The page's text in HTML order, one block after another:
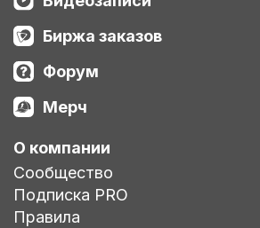
Биржа заказов
Форум
Мерч
О компании
Сообщество
Подписка PRO
Правила